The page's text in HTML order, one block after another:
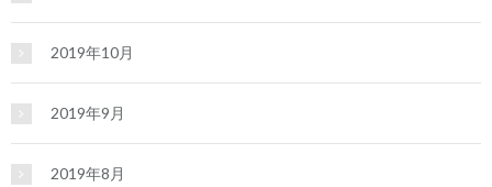
2019年10月
2019年9月
2019年8月